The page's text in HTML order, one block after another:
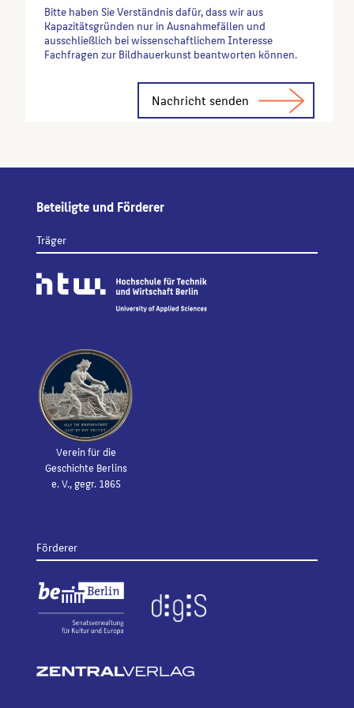
Bitte haben Sie Verständnis dafür, dass wir aus
Kapazitätsgründen nur in Ausnahmefällen und
ausschließlich bei wissenschaftlichem Interesse
Fachfragen zur Bildhauerkunst beantworten können.
Beteiligte und Förderer
Träger
Verein für die
Geschichte Berlins
e. V., gegr. 1865
Förderer